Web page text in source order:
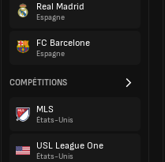
Real Madrid
Espagne
FC Barcelone
Espagne
COMPÉTITIONS
MLS
États-Unis
USL League One
États-Unis